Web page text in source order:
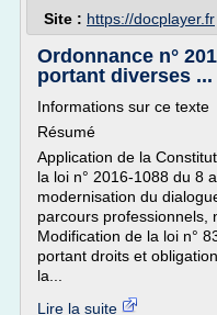
Site : https://docplayer.fr
Ordonnance n°
portant diverses ...
Informations sur ce texte
Résumé
Application de la
la loi n° 2016-1088 du 8
modernisation du
parcours professionnels,
Modification de la loi n°
portant droits et
la...
Lire la suite